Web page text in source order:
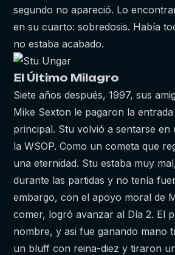
segundo no apareció. Lo
en su cuarto: sobredosis. Había
no estaba acabado.
El Último Milagro
Siete años después, 1997, sus
Mike Sexton le pagaron la
principal. Stu volvió a sentarse en
la WSOP. Como un cometa que
una eternidad. Stu estaba muy
durante las partidas y no tenía
embargo, con el apoyo moral de
comer, logró avanzar al Día 2. El
nombre, y asi fue ganando mano
un bluff con reina-diez y tiraron